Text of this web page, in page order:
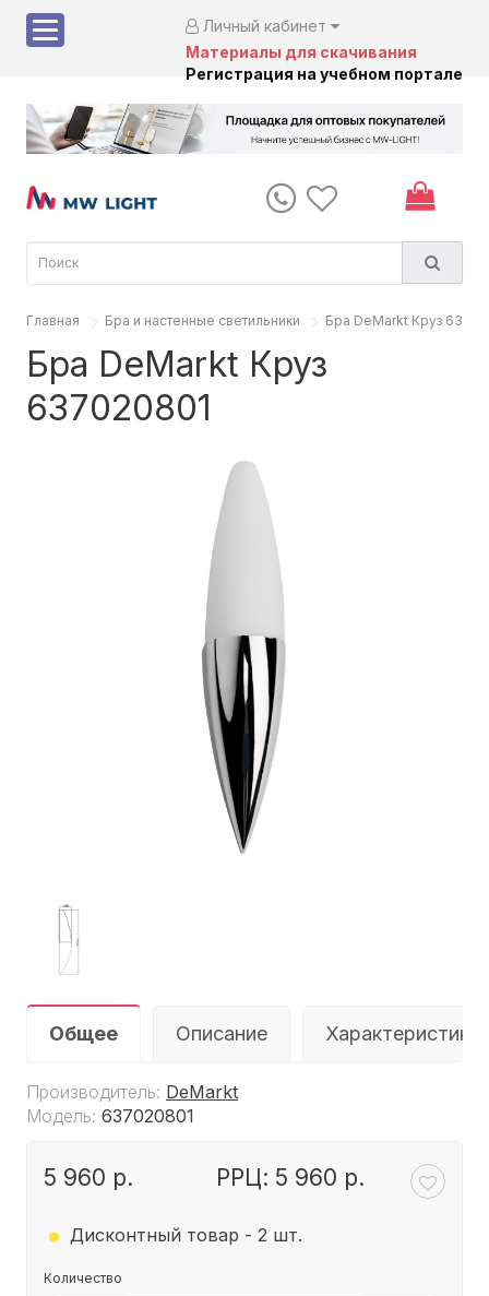
Личный кабинет
Материалы для скачивания
Регистрация на учебном портале
Главная Бра и настенные светильники Бра DeMarkt Круз
Бра DeMarkt Круз
637020801
Общее Описание Характеристики
Производитель: DeMarkt
Модель: 637020801
5 960 р. РРЦ: 5 960 р.
. Дисконтный товар - 2 шт.
Количество